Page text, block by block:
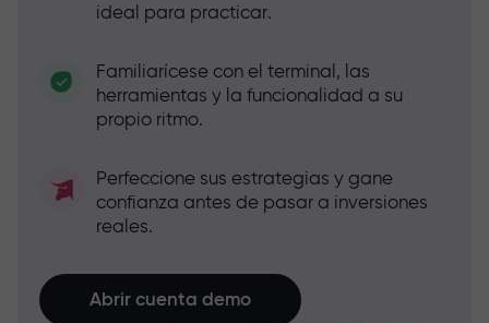
ideal para practicar.
Familiarícese con el terminal, las
herramientas y la funcionalidad a su
propio ritmo.
Perfeccione sus estrategias y gane
confianza antes de pasar a inversiones
reales.
Abrir cuenta demo